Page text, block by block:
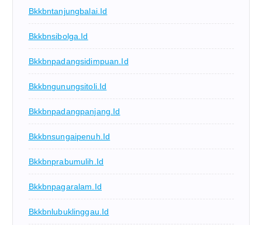
Bkkbntanjungbalai.id
Bkkbnsibolga.id
Bkkbnpadangsidimpuan.id
Bkkbngunungsitoli.id
Bkkbnpadangpanjang.id
Bkkbnsungaipenuh.id
Bkkbnprabumulih.id
Bkkbnpagaralam.id
Bkkbnlubuklinggau.id